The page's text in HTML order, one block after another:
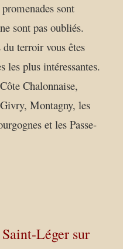
sont
sont pas oubliés.
terroir vous êtes
les plus intéressantes.
Chalonnaise,
Montagny, les
et les Passe-
Léger sur